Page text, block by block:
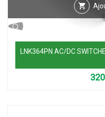
LNK364PN AC/DC